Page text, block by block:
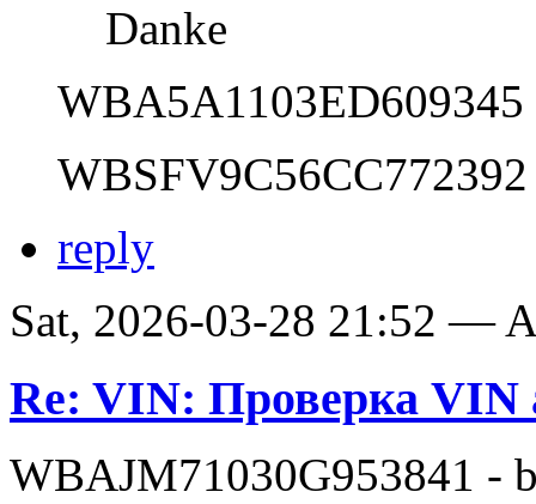
Danke
WBA5A1103ED609345
WBSFV9C56CC772392
reply
Sat, 2026-03-28 21:52 —
Re: VIN: Проверка VIN
WBAJM71030G953841 -